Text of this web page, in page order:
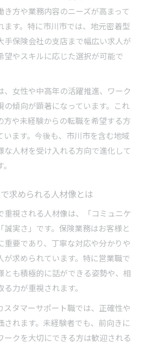
の保険求人での一日の流れを紹
生保レディが担う主な業務内容
える市川市の保険求人
険求人平均時給と相場感を解説
時給水準と働きやすさの関係性
時給が期待できる保険求人の特
平均時給比較でわかる選択のコ
が狙える保険求人の探し方を伝
方や業務内容のニーズが高まって
ます。特に市川市では、地元密着型
手保険会社の支店まで幅広い求人が
望やスキルに応じた選択が可能で
、女性や中高年の活躍推進、ワーク
の傾向が顕著になっています。これ
方や未経験からの転職を希望する方
います。今後も、市川市を含む地域
な人材を受け入れる方向で進化して
求められる人材像とは
重視される人材像は、「コミュニケ
誠実さ」です。保険業務はお客様と
重要であり、丁寧な対応や分かりや
が求められています。特に営業職で
とも積極的に話ができる姿勢や、相
力が重視されます。
スタマーサポート職では、正確性や
されます。未経験者でも、前向きに
ークを大切にできる方は歓迎される